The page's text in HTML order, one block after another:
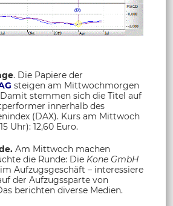
. Die Papiere der
steigen am Mittwochmorgen
stemmen sich die Titel auf
innerhalb des
(DAX). Kurs am Mittwoch
Uhr): 12,60 Euro.
Am Mittwoch machen
die Runde: Die Kone GmbH
Aufzugsgeschäft – interessiere
der Aufzugssparte von
berichten diverse Medien.